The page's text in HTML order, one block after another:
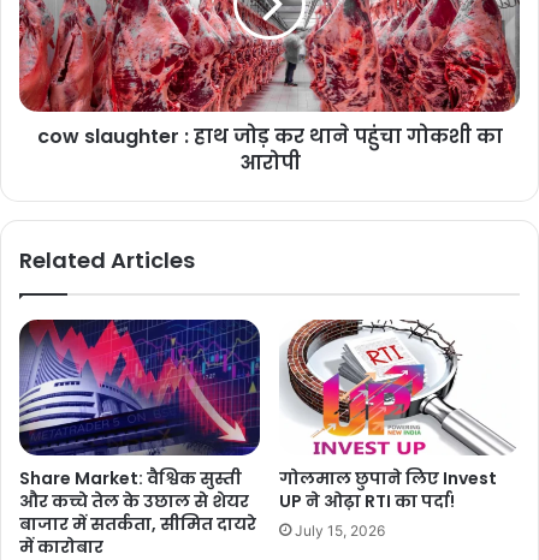
cow slaughter : हाथ जोड़ कर थाने पहुंचा गोकशी का
आरोपी
Related Articles
Share Market: वैश्विक सुस्ती
और कच्चे तेल के उछाल से शेयर
बाजार में सतर्कता, सीमित दायरे
में कारोबार
गोलमाल छुपाने लिए Invest
UP ने ओढ़ा RTI का पर्दा!
July 15, 2026